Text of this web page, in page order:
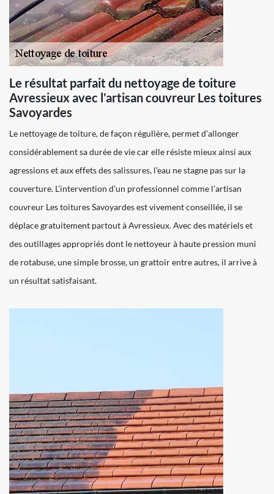
Le résultat parfait du nettoyage de toiture
Avressieux avec l’artisan couvreur Les toitures
Savoyardes
Le nettoyage de toiture, de façon régulière, permet d’allonger
considérablement sa durée de vie car elle résiste mieux ainsi aux
agressions et aux effets des salissures, l’eau ne stagne pas sur la
couverture. L’intervention d’un professionnel comme l’artisan
couvreur Les toitures Savoyardes est vivement conseillée, il se
déplace gratuitement partout à Avressieux. Avec des matériels et
des outillages appropriés dont le nettoyeur à haute pression muni
de rotabuse, une simple brosse, un grattoir entre autres, il arrive à
un résultat satisfaisant.